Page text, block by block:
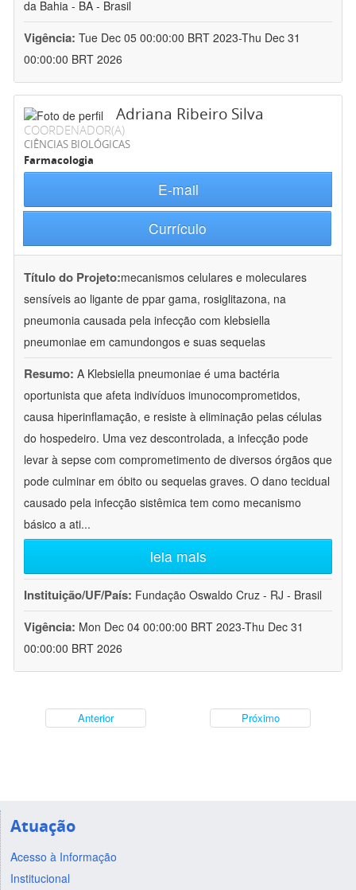
da Bahia - BA - Brasil
Vigência: Tue Dec 05 00:00:00 BRT 2023-Thu Dec 31
00:00:00 BRT 2026
Adriana Ribeiro Silva
COORDENADOR(A)
CIÊNCIAS BIOLÓGICAS
Farmacologia
E-mail
Currículo
Título do Projeto:mecanismos celulares e moleculares
sensíveis ao ligante de ppar gama, rosiglitazona, na
pneumonia causada pela infecção com klebsiella
pneumoniae em camundongos e suas sequelas
Resumo: A Klebsiella pneumoniae é uma bactéria
oportunista que afeta indivíduos imunocomprometidos,
causa hiperinflamação, e resiste à eliminação pelas células
do hospedeiro. Uma vez descontrolada, a infecção pode
levar à sepse com comprometimento de diversos órgãos que
pode culminar em óbito ou sequelas graves. O dano tecidual
causado pela infecção sistêmica tem como mecanismo
básico a ati...
leia mais
Instituição/UF/País: Fundação Oswaldo Cruz - RJ - Brasil
Vigência: Mon Dec 04 00:00:00 BRT 2023-Thu Dec 31
00:00:00 BRT 2026
Anterior Próximo
Atuação
Acesso à Informação
Institucional